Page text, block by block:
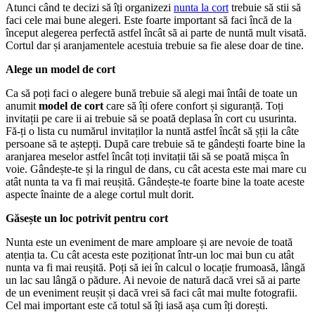
Atunci când te decizi să îți organizezi nunta la cort trebuie să stii să
faci cele mai bune alegeri. Este foarte important să faci încă de la
început alegerea perfectă astfel încât să ai parte de nuntă mult visată.
Cortul dar și aranjamentele acestuia trebuie sa fie alese doar de tine.
Alege un model de cort
Ca să poți faci o alegere bună trebuie să alegi mai întâi de toate un
anumit model de cort care să îți ofere confort și siguranță. Toți
invitații pe care ii ai trebuie să se poată deplasa în cort cu usurinta.
Fă-ți o lista cu numărul invitaților la nuntă astfel încât să șții la câte
persoane să te aștepți. După care trebuie să te gândești foarte bine la
aranjarea meselor astfel încât toți invitații tăi să se poată mișca în
voie. Gândește-te și la ringul de dans, cu cât acesta este mai mare cu
atât nunta ta va fi mai reușită. Gândește-te foarte bine la toate aceste
aspecte înainte de a alege cortul mult dorit.
Găsește un loc potrivit pentru cort
Nunta este un eveniment de mare amploare și are nevoie de toată
atenția ta. Cu cât acesta este poziționat într-un loc mai bun cu atât
nunta va fi mai reușită. Poți să iei în calcul o locație frumoasă, lângă
un lac sau lângă o pădure. Ai nevoie de natură dacă vrei să ai parte
de un eveniment reușit și dacă vrei să faci cât mai multe fotografii.
Cel mai important este că totul să îți iasă așa cum îți dorești.